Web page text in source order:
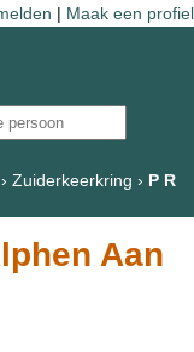
| Maak een profiel
› Zuiderkeerkring › P R
Aan